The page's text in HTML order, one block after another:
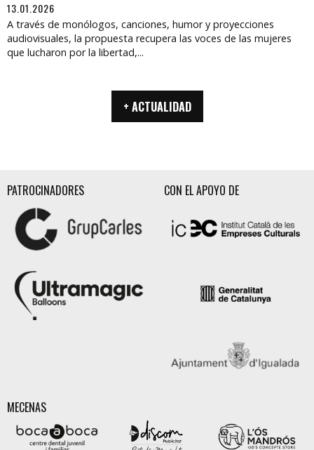
13.01.2026
A través de monólogos, canciones, humor y proyecciones
audiovisuales, la propuesta recupera las voces de las mujeres
que lucharon por la libertad,...
+ ACTUALIDAD
PATROCINADORES CON EL APOYO DE
MECENAS